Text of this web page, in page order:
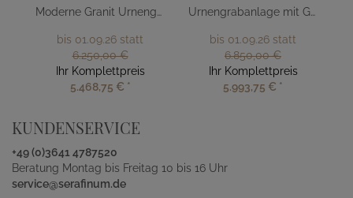
Moderne Granit Urnengrab Liegeplatte
bis 01.09.26 statt
6.250,00 €
Ihr Komplettpreis
5.468,75 € *
Urnengrabanlage mit Grabstein & Einfassung
bis 01.09.26 statt
6.850,00 €
Ihr Komplettpreis
5.993,75 € *
KUNDENSERVICE
+49 (0)3641 4787520
Beratung Montag bis Freitag 10 bis 16 Uhr
service@serafinum.de